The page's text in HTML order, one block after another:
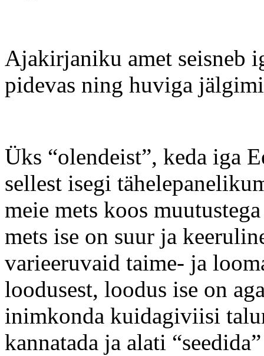
Ajakirjaniku amet seisneb
pidevas ning huviga
Üks “olendeist”, keda iga
sellest isegi
meie mets koos
mets ise on suur ja
varieeruvaid taime- ja
loodusest, loodus ise on
inimkonda kuidagiviisi
kannatada ja alati